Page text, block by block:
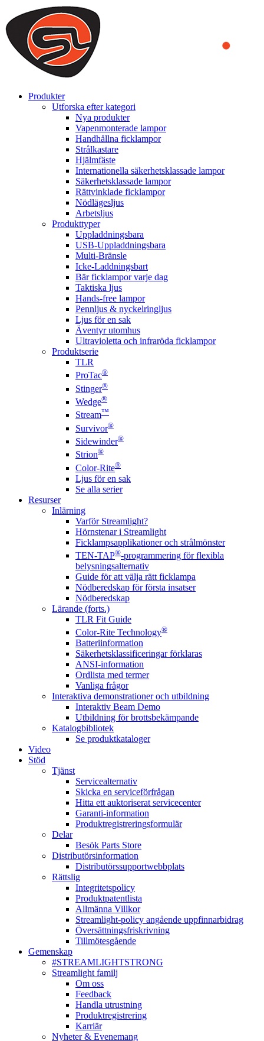
We use cookies to ensure that we provide you the best experience
on our website. By continuing to browse this website, you accept
that cookies are used to help us analyze how the website is used and
to offer you a better experience. To learn more or to find out how
you can disable cookies, you can access our
Produkter
Utforska efter kategori
Nya produkter
Vapenmonterade lampor
Handhållna ficklampor
Strålkastare
Hjälmfäste
Internationella säkerhetsklassade lampor
Säkerhetsklassade lampor
Rättvinklade ficklampor
Nödlägesljus
Arbetsljus
Produkttyper
Uppladdningsbara
USB-Uppladdningsbara
Multi-Bränsle
Icke-Laddningsbart
Bär ficklampor varje dag
Taktiska ljus
Hands-free lampor
Pennljus & nyckelringljus
Ljus för en sak
Äventyr utomhus
Ultravioletta och infraröda ficklampor
Produktserie
TLR
ProTac®
Stinger®
Wedge®
Stream™
Survivor®
Sidewinder®
Strion®
Color-Rite®
Ljus för en sak
Se alla serier
Resurser
Inlärning
Varför Streamlight?
Hörnstenar i Streamlight
Ficklampsapplikationer och strålmönster
TEN-TAP®-programmering för flexibla
belysningsalternativ
Guide för att välja rätt ficklampa
Nödberedskap för första insatser
Nödberedskap
Lärande (forts.)
TLR Fit Guide
Color-Rite Technology®
Batteriinformation
Säkerhetsklassificeringar förklaras
ANSI-information
Ordlista med termer
Vanliga frågor
Interaktiva demonstrationer och utbildning
Interaktiv Beam Demo
Utbildning för brottsbekämpande
Katalogbibliotek
Se produktkataloger
Video
Stöd
Tjänst
Servicealternativ
Skicka en serviceförfrågan
Hitta ett auktoriserat servicecenter
Garanti-information
Produktregistreringsformulär
Delar
Besök Parts Store
Distributörsinformation
Distributörssupportwebbplats
Rättslig
Integritetspolicy
Produktpatentlista
Allmänna Villkor
Streamlight-policy angående uppfinnarbidrag
Översättningsfriskrivning
Tillmötesgående
Gemenskap
#STREAMLIGHTSTRONG
Streamlight familj
Om oss
Feedback
Handla utrustning
Produktregistrering
Karriär
Nyheter & Evenemang